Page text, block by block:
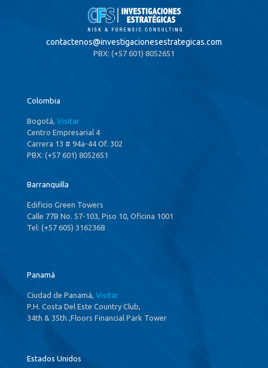
contactenos@investigacionesestrategicas.com
PBX: (+57 601) 8052651
Colombia
Bogotá, Visitar
Centro Empresarial 4
Carrera 13 # 94a-44 Of. 302
PBX: (+57 601) 8052651
Barranquilla
Edificio Green Towers
Calle 77B No. 57-103, Piso 10, Oficina 1001
Tel: (+57 605) 3162368
Panamá
Ciudad de Panamá, Visitar
P.H. Costa Del Este Country Club,
34th & 35th ,Floors Financial Park Tower
Estados Unidos